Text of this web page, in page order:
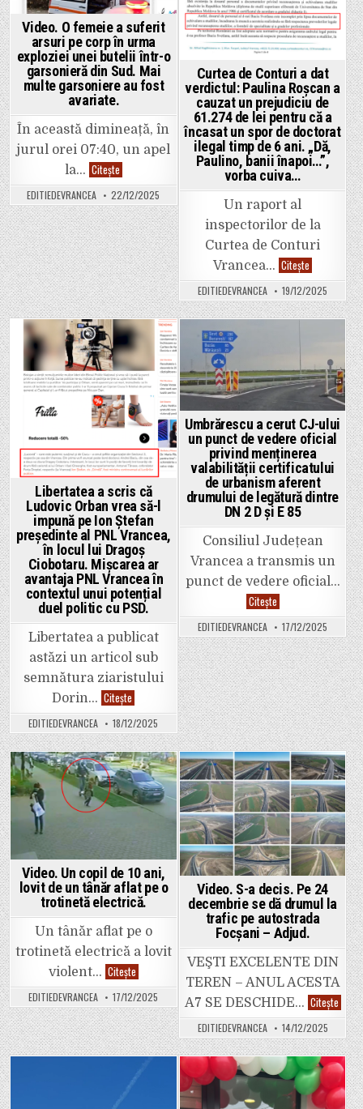
accidentului
de
pe
autostrada
Focșani
–
Adjud.
iau
unii
permisul?
Video. O femeie a suferit
arsuri pe corp în urma
exploziei unei butelii într-o
garsonieră din Sud. Mai
multe garsoniere au fost
avariate.
În această dimineață, în
jurul orei 07:40, un apel
la… CiteșteVideo.
O
femeie
a
suferit
arsuri
pe
corp
în
urma
exploziei
unei
butelii
într-
o
garsonieră
din
Sud.
Mai
multe
garsoniere
au
fost
avariate.
EDITIEDEVRANCEA 22/12/2025
Curtea de Conturi a dat
verdictul: Paulina Roșcan a
cauzat un prejudiciu de
61.274 de lei pentru că a
încasat un spor de doctorat
ilegal timp de 6 ani. „Dă,
Paulino, banii înapoi…”,
vorba cuiva…
Un raport al
inspectorilor de la
Curtea de Conturi
Vrancea… Citește
de
Conturi
a
dat
verdictul:
cauzat
un
prejudiciu
de
61.274
de
lei
pentru
că
a
încasat
un
spor
de
doctorat
timp
de
6
ani.
„Dă,
Paulino,
banii
cuiva…
EDITIEDEVRANCEA 19/12/2025
Posted
in
Libertatea a scris că
Ludovic Orban vrea să-l
impună pe Ion Ștefan
președinte al PNL Vrancea,
în locul lui Dragoș
Ciobotaru. Mișcarea ar
avantaja PNL Vrancea în
contextul unui potențial
duel politic cu PSD.
Libertatea a publicat
astăzi un articol sub
semnătura ziaristului
Dorin… Citește
a
scris
că
Ludovic
Orban
vrea
să-
l
impună
pe
Ion
PNL
Vrancea,
în
locul
lui
Dragoș
Ciobotaru.
Mișcarea
ar
avantaja
PNL
Vrancea
în
contextul
unui
potențial
duel
politic
cu
PSD.
EDITIEDEVRANCEA 18/12/2025
Posted
in
Umbrărescu a cerut CJ-ului
un punct de vedere oficial
privind menținerea
valabilității certificatului
de urbanism aferent
drumului de legătură dintre
DN 2 D și E 85
Consiliul Județean
Vrancea a transmis un
punct de vedere oficial…
CiteșteUmbrărescu
a
cerut
CJ-
ului
un
punct
de
vedere
oficial
privind
menținerea
valabilității
certificatului
de
urbanism
aferent
drumului
de
legătură
dintre
DN
2
D
și
E
85
EDITIEDEVRANCEA 17/12/2025
Posted
in
Video. Un copil de 10 ani,
lovit de un tânăr aflat pe o
trotinetă electrică.
Un tânăr aflat pe o
trotinetă electrică a lovit
violent… CiteșteVideo.
Un
copil
de
10
ani,
lovit
de
un
tânăr
aflat
EDITIEDEVRANCEA 17/12/2025
Posted
in
Video. S-a decis. Pe 24
decembrie se dă drumul la
trafic pe autostrada
Focșani – Adjud.
VEŞTI EXCELENTE DIN
TEREN – ANUL ACESTA
A7 SE DESCHIDE… CiteșteVideo.
S-
a
decis.
Pe
24
se
dă
EDITIEDEVRANCEA 14/12/2025
Posted